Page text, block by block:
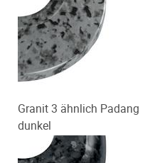
Granit 3 ähnlich Padang
dunkel